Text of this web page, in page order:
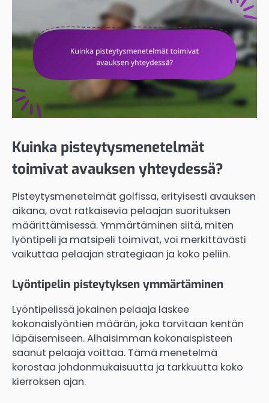
Kuinka pisteytysmenetelmät
toimivat avauksen yhteydessä?
Pisteytysmenetelmät golfissa, erityisesti avauksen
aikana, ovat ratkaisevia pelaajan suorituksen
määrittämisessä. Ymmärtäminen siitä, miten
lyöntipeli ja matsipeli toimivat, voi merkittävästi
vaikuttaa pelaajan strategiaan ja koko peliin.
Lyöntipelin pisteytyksen ymmärtäminen
Lyöntipelissä jokainen pelaaja laskee
kokonaislyöntien määrän, joka tarvitaan kentän
läpäisemiseen. Alhaisimman kokonaispisteen
saanut pelaaja voittaa. Tämä menetelmä
korostaa johdonmukaisuutta ja tarkkuutta koko
kierroksen ajan.